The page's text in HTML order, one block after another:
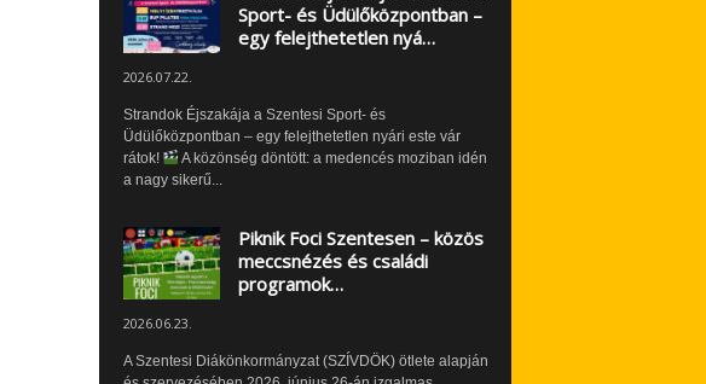
Sport- és Üdülőközpontban –
egy felejthetetlen nyá…
2026.07.22.
Strandok Éjszakája a Szentesi Sport- és
Üdülőközpontban – egy felejthetetlen nyári este vár
rátok!
A közönség döntött: a medencés moziban idén
a nagy sikerű...
Piknik Foci Szentesen – közös
meccsnézés és családi
programok…
2026.06.23.
A Szentesi Diákönkormányzat (SZÍVDÖK) ötlete alapján